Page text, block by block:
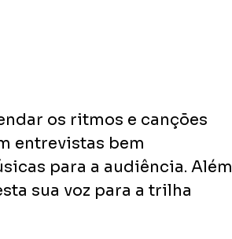
os ritmos e canções
entrevistas bem
para a audiência. Além
sua voz para a trilha